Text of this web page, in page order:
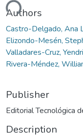
Authors
Castro-Delgado, Ana
Elizondo-Mesén,
Valladares-Cruz, Yendri
Rivera-Méndez,
Publisher
Editorial Tecnológica
Description